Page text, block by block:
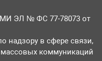
ЭЛ № ФС 77-78073 от
надзору в сфере связи,
коммуникаций